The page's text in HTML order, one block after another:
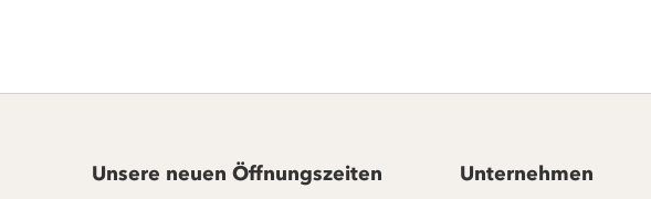
Unsere neuen Öffnungszeiten Unternehmen